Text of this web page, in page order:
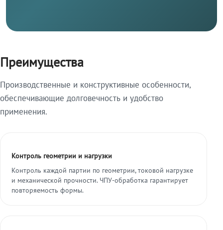
Преимущества
Производственные и конструктивные особенности,
обеспечивающие долговечность и удобство
применения.
Контроль геометрии и нагрузки
Контроль каждой партии по геометрии, токовой нагрузке
и механической прочности. ЧПУ-обработка гарантирует
повторяемость формы.